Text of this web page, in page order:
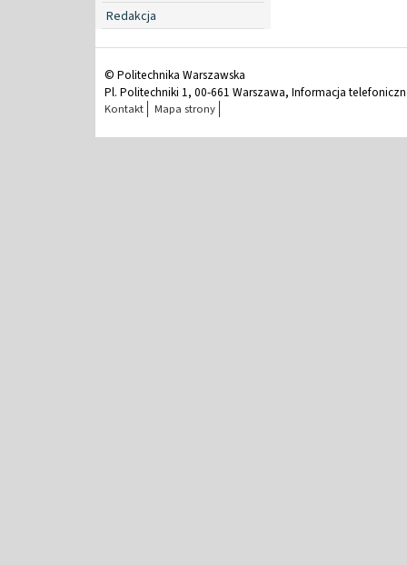
Redakcja
© Politechnika Warszawska
Pl. Politechniki 1, 00-661 Warszawa, Informacja
Kontakt Mapa strony